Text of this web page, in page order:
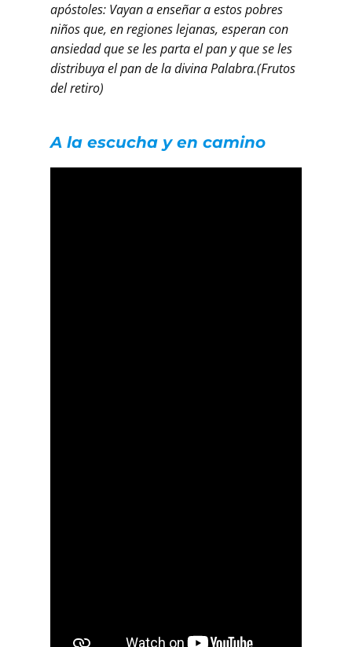
apóstoles: Vayan a enseñar a estos pobres
niños que, en regiones lejanas, esperan con
ansiedad que se les parta el pan y que se les
distribuya el pan de la divina Palabra.(Frutos
del retiro)
A la escucha y en camino